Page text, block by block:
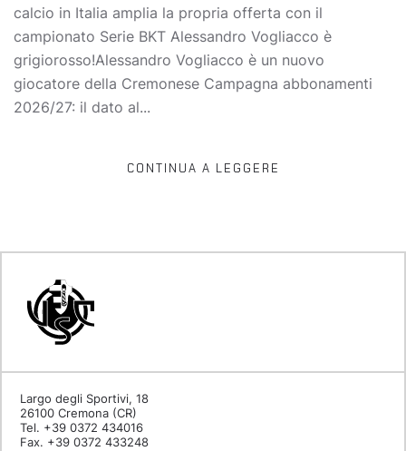
calcio in Italia amplia la propria offerta con il
campionato Serie BKT Alessandro Vogliacco è
grigiorosso!Alessandro Vogliacco è un nuovo
giocatore della Cremonese Campagna abbonamenti
2026/27: il dato al...
CONTINUA A LEGGERE
Largo degli Sportivi, 18
26100 Cremona (CR)
Tel. +39 0372 434016
Fax. +39 0372 433248